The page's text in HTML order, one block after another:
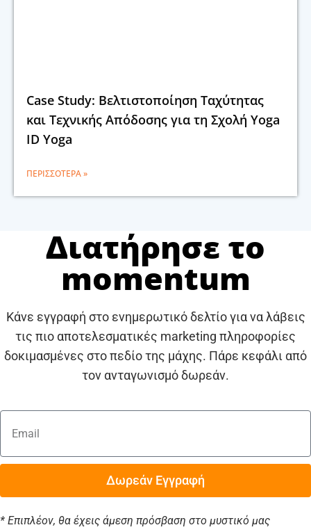
Case Study: Βελτιστοποίηση Ταχύτητας
και Τεχνικής Απόδοσης για τη Σχολή Yoga
ID Yoga
ΠΕΡΙΣΣΌΤΕΡΑ »
Διατήρησε το
momentum
Κάνε εγγραφή στο ενημερωτικό δελτίο για να λάβεις
τις πιο αποτελεσματικές marketing πληροφορίες
δοκιμασμένες στο πεδίο της μάχης. Πάρε κεφάλι από
τον ανταγωνισμό δωρεάν.
Δωρεάν Εγγραφή
* Επιπλέον, θα έχεις άμεση πρόσβαση στο μυστικό μας